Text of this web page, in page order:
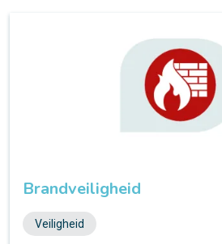
Brandveiligheid
Veiligheid